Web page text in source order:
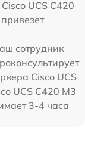
UCS C420
сотрудник
Cisco UCS
UCS C420 M3
3-4 часа